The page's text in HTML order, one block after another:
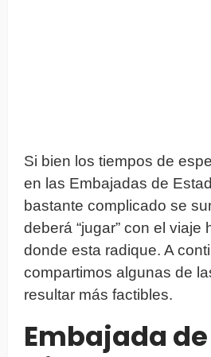
Si bien los tiempos de
en las Embajadas de
bastante complicado se
deberá “jugar” con el viaje
donde esta radique. A
compartimos algunas de
resultar más factibles.
Embajada de